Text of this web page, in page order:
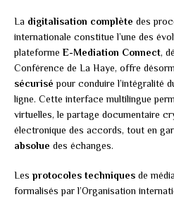
La digitalisation complète des
internationale constitue l’une des
plateforme E-Mediation Connect,
Conférence de La Haye, offre
sécurisé pour conduire l’intégralité
ligne. Cette interface multilingue
virtuelles, le partage documentaire
électronique des accords, tout en
absolue des échanges.
Les protocoles techniques de
formalisés par l’Organisation